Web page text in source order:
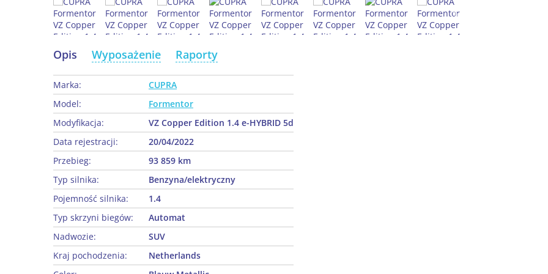
Opis Wyposażenie Raporty
Marka:
CUPRA
Model:
Formentor
Modyfikacja:
VZ Copper Edition 1.4 e-HYBRID 5d
Data rejestracji:
20/04/2022
Przebieg:
93 859 km
Typ silnika:
Benzyna/elektryczny
Pojemność silnika:
1.4
Typ skrzyni biegów:
Automat
Nadwozie:
SUV
Kraj pochodzenia:
Netherlands